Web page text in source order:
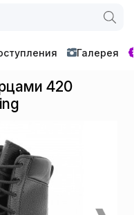
Галерея
420